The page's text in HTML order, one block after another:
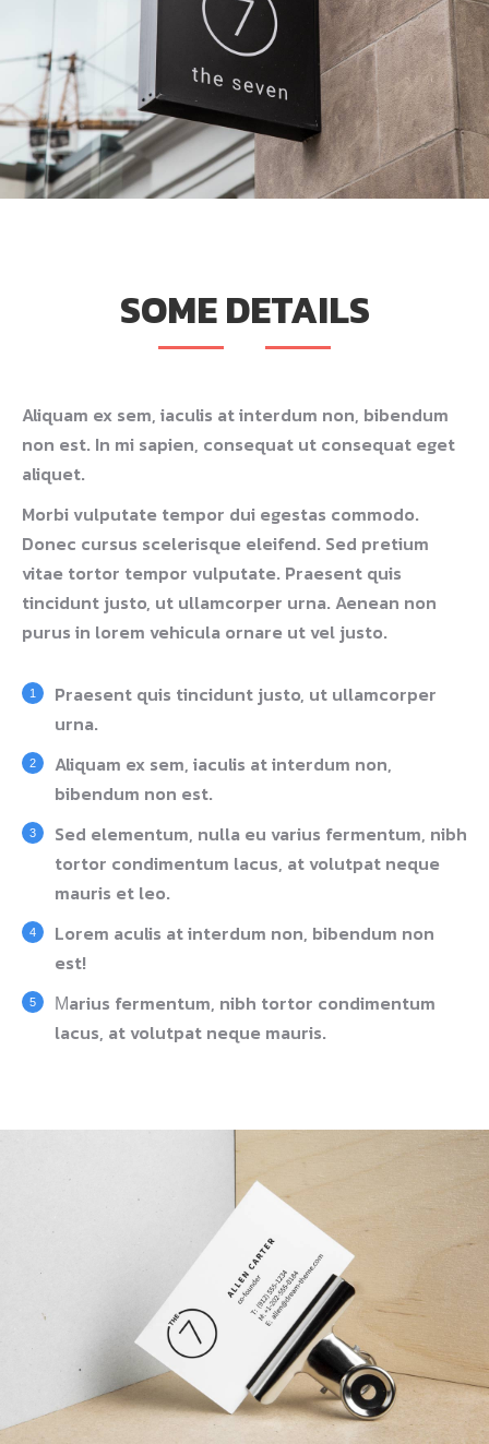
SOME DETAILS
Aliquam ex sem, iaculis at interdum non, bibendum
non est. In mi sapien, consequat ut consequat eget
aliquet.
Morbi vulputate tempor dui egestas commodo.
Donec cursus scelerisque eleifend. Sed pretium
vitae tortor tempor vulputate. Praesent quis
tincidunt justo, ut ullamcorper urna. Aenean non
purus in lorem vehicula ornare ut vel justo.
Praesent quis tincidunt justo, ut ullamcorper
urna.
Aliquam ex sem, iaculis at interdum non,
bibendum non est.
Sed elementum, nulla eu varius fermentum, nibh
tortor condimentum lacus, at volutpat neque
mauris et leo.
Lorem aculis at interdum non, bibendum non
est!
Мarius fermentum, nibh tortor condimentum
lacus, at volutpat neque mauris.